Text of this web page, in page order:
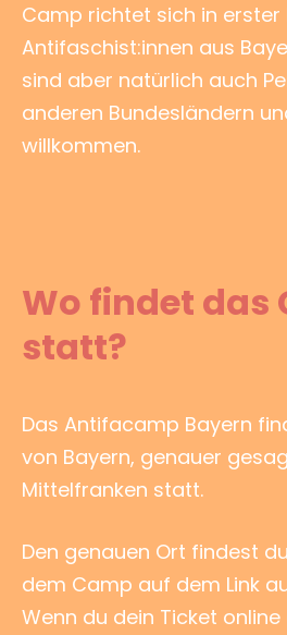
Camp richtet sich in erster
Antifaschist:innen aus
sind aber natürlich auch
anderen Bundesländern
willkommen.
Wo findet das
statt?
Das Antifacamp Bayern
von Bayern, genauer
Mittelfranken statt.
Den genauen Ort findest
dem Camp auf dem Link
Wenn du dein Ticket